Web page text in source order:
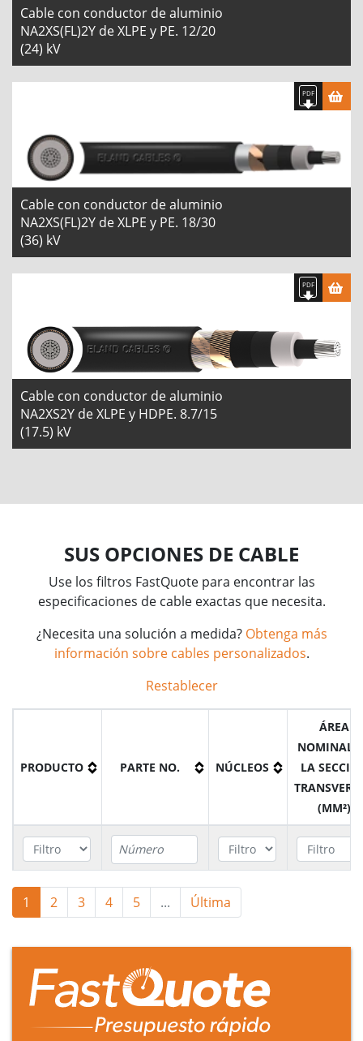
Cable con conductor de aluminio
NA2XS(FL)2Y de XLPE y PE. 12/20
(24) kV
Cable con conductor de aluminio
NA2XS(FL)2Y de XLPE y PE. 18/30
(36) kV
Cable con conductor de aluminio
NA2XS2Y de XLPE y HDPE. 8.7/15
(17.5) kV
SUS OPCIONES DE CABLE
Use los filtros FastQuote para encontrar las
especificaciones de cable exactas que necesita.
¿Necesita una solución a medida? Obtenga más
información sobre cables personalizados.
Restablecer
PRODUCTO PARTE NO. NÚCLEOS
ÁREA
NOMINAL
LA
(MM²)
Cable con
conductor
NA2XS2Y de
6/10 (12) kV
conductor
1 2 3 4 5 ... Última